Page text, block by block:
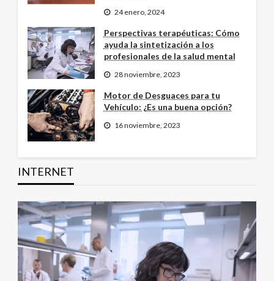
24 enero, 2024
Perspectivas terapéuticas: Cómo
ayuda la sintetización a los
profesionales de la salud mental
28 noviembre, 2023
Motor de Desguaces para tu
Vehículo: ¿Es una buena opción?
16 noviembre, 2023
INTERNET